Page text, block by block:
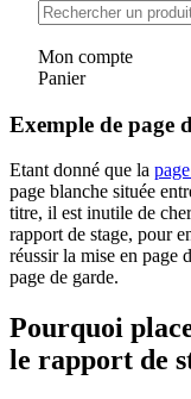
Mon compte
Panier
Exemple de page
Etant donné que la
page blanche située
titre, il est inutile de
rapport de stage, pour
réussir la mise en page
page de garde.
Pourquoi
le rapport de